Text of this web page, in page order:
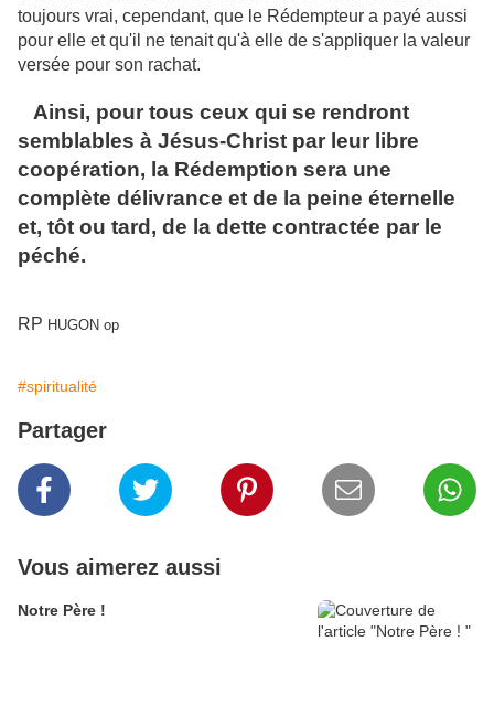
toujours vrai, cependant, que le Rédempteur a payé aussi
pour elle et qu'il ne tenait qu'à elle de s'appliquer la valeur
versée pour son rachat.
Ainsi, pour tous ceux qui se rendront
semblables à Jésus-Christ par leur libre
coopération, la Rédemption sera une
complète délivrance et de la peine éternelle
et, tôt ou tard, de la dette contractée par le
péché.
RP HUGON op
#spiritualité
Partager
Vous aimerez aussi
Notre Père !